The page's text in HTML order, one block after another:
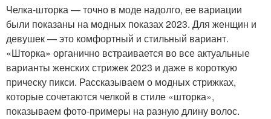
Челка-шторка — точно в моде надолго, ее вариации
были показаны на модных показах 2023. Для женщин и
девушек — это комфортный и стильный вариант.
«Шторка» органично встраивается во все актуальные
варианты женских стрижек 2023 и даже в короткую
прическу пикси. Рассказываем о модных стрижках,
которые сочетаются челкой в стиле «шторка»,
показываем фото-примеры на разную длину волос.